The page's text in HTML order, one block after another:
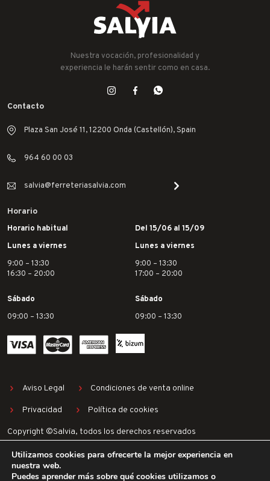
Utilizamos cookies para ofrecerte la mejor experiencia en
nuestra web.
Puedes aprender más sobre qué cookies utilizamos o
Nuestra vocación, profesionalidad y
experiencia le harán sentir como en casa.
Contacto
Plaza San José 11, 12200 Onda (Castellón), Spain
964 60 00 03
salvia@ferreteriasalvia.com
Horario
Horario habitual
Lunes a viernes
9:00 – 13:30
16:30 – 20:00
Sábado
09:00 – 13:30
Del 15/06 al 15/09
Lunes a viernes
9:00 – 13:30
17:00 – 20:00
Sábado
09:00 – 13:30
Copyright ©Salvia, todos los derechos reservados
Aviso Legal Condiciones de venta online
Privacidad Política de cookies